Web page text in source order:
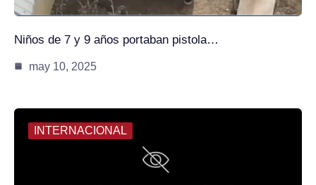
Niños de 7 y 9 años portaban pistola…
may 10, 2025
INTERNACIONAL